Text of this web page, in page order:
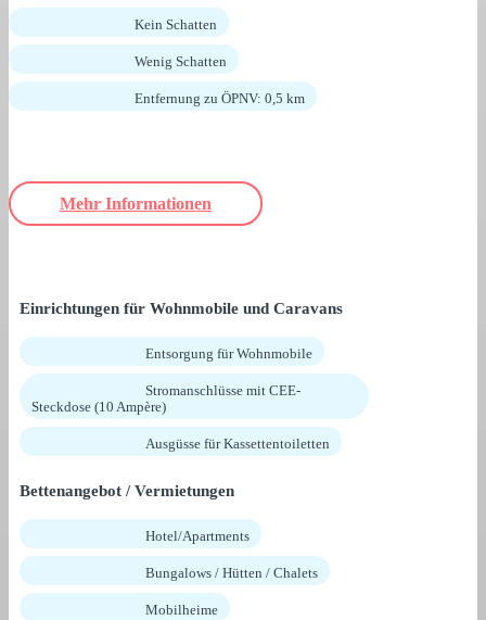
Kein Schatten
Wenig Schatten
Entfernung zu ÖPNV: 0,5 km
Mehr Informationen
Einrichtungen für Wohnmobile und Caravans
Entsorgung für Wohnmobile
Stromanschlüsse mit CEE-
Steckdose (10 Ampère)
Ausgüsse für Kassettentoiletten
Bettenangebot / Vermietungen
Hotel/Apartments
Bungalows / Hütten / Chalets
Mobilheime